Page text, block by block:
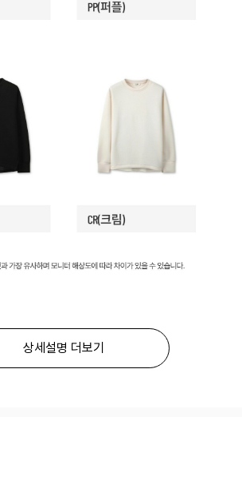
상세설명 더보기